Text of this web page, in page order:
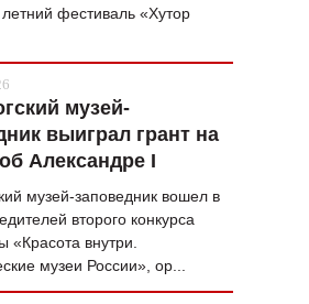
ХАЙП
ЧЕЛОВЕК ОСОБЕННЫЙ
КУЛЬТ ЕДЫ
АФИША
ЖУРНАЛ
летний фестиваль «Хутор
музей-
выиграл грант на
Александре I
музей-заповедник вошел в
второго конкурса
«Красота внутри.
музеи России», ор...